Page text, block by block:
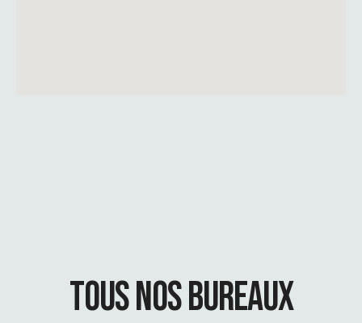
TOUS NOS BUREAUX